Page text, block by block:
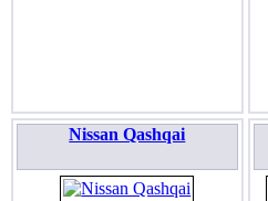
Nissan Qashqai